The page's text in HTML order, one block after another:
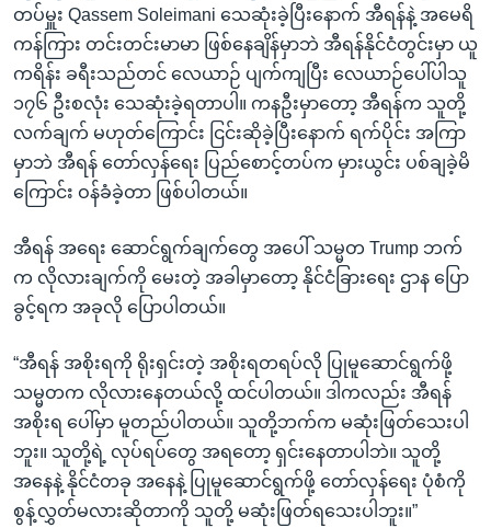
တပ်မှူး Qassem Soleimani သေဆုံးခဲ့ပြီးနောက် အီရန်နဲ့ အမေရိ
ကန်ကြား တင်းတင်းမာမာ ဖြစ်နေချိန်မှာဘဲ အီရန်နိုင်ငံတွင်းမှာ ယူ
ကရိန်း ခရီးသည်တင် လေယာဉ် ပျက်ကျပြီး လေယာဉ်ပေါ်ပါသူ
၁၇၆ ဦးစလုံး သေဆုံးခဲ့ရတာပါ။ ကနဦးမှာတော့ အီရန်က သူတို့
လက်ချက် မဟုတ်ကြောင်း ငြင်းဆိုခဲ့ပြီးနောက် ရက်ပိုင်း အကြာ
မှာဘဲ အီရန် တော်လှန်ရေး ပြည်စောင့်တပ်က မှားယွင်း ပစ်ချခဲ့မိ
ကြောင်း ဝန်ခံခဲ့တာ ဖြစ်ပါတယ်။
အီရန် အရေး ဆောင်ရွက်ချက်တွေ အပေါ် သမ္မတ Trump ဘက်
က လိုလားချက်ကို မေးတဲ့ အခါမှာတော့ နိုင်ငံခြားရေး ဌာန ပြော
ခွင့်ရက အခုလို ပြောပါတယ်။
“အီရန် အစိုးရကို ရိုးရှင်းတဲ့ အစိုးရတရပ်လို ပြုမူဆောင်ရွက်ဖို့
သမ္မတက လိုလားနေတယ်လို့ ထင်ပါတယ်။ ဒါကလည်း အီရန်
အစိုးရ ပေါ်မှာ မူတည်ပါတယ်။ သူတို့ဘက်က မဆုံးဖြတ်သေးပါ
ဘူး။ သူတို့ရဲ့ လုပ်ရပ်တွေ အရတော့ ရှင်းနေတာပါဘဲ။ သူတို့
အနေနဲ့ နိုင်ငံတခု အနေနဲ့ ပြုမူဆောင်ရွက်ဖို့ တော်လှန်ရေး ပုံစံကို
စွန့်လွှတ်မလားဆိုတာကို သူတို့ မဆုံးဖြတ်ရသေးပါဘူး။”